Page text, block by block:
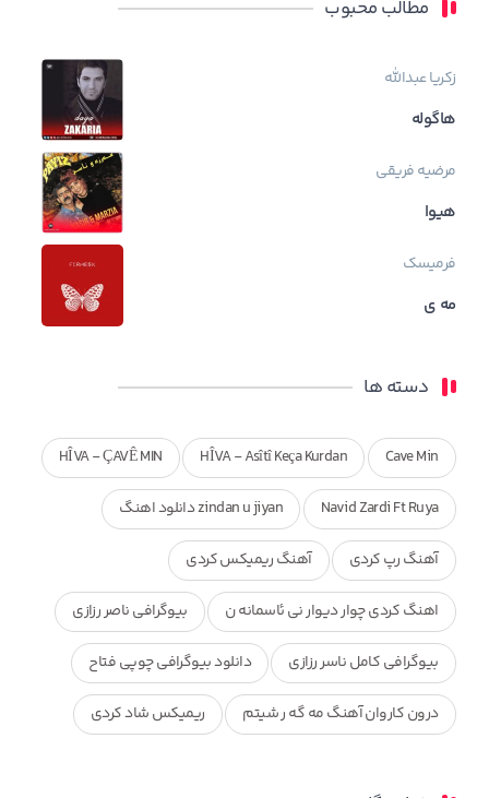
مطالب محبوب
زکریا عبدالله
هاگوله
مرضیه فریقی
هیوا
فرمیسک
مه ی
دسته ها
Cave Min
HÎVA - Asîtî Keça Kurdan
HÎVA - ÇAVÊ MIN
Navid Zardi Ft Ruya zindan u jiyan دانلود اهنگ
آهنگ رپ کردی آهنگ ریمیکس کردی
اهنگ کردی چوار دیوار نی ئاسمانه ن بیوگرافی ناصر رزازی
بیوگرافی کامل ناسر رزازی دانلود بیوگرافی چوپی فتاح
درون کاروان آهنگ مه گه ر شیتم ریمیکس شاد کردی